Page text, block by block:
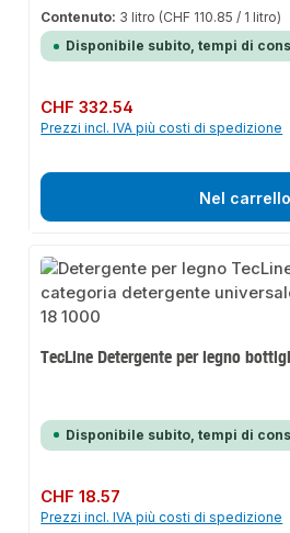
Contenuto: 3 litro (CHF 110.85 / 1 litro)
Disponibile subito, tempi di
Prezzo normale:
CHF 332.54
Prezzi incl. IVA più costi di spedizione
Nel carrello
TecLine Detergente per legno
Disponibile subito, tempi di
Prezzo normale:
CHF 18.57
Prezzi incl. IVA più costi di spedizione